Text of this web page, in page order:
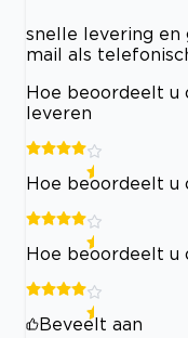
snelle levering en
mail als
Hoe beoordeelt u
leveren
Hoe beoordeelt u
Hoe beoordeelt u
Beveelt aan